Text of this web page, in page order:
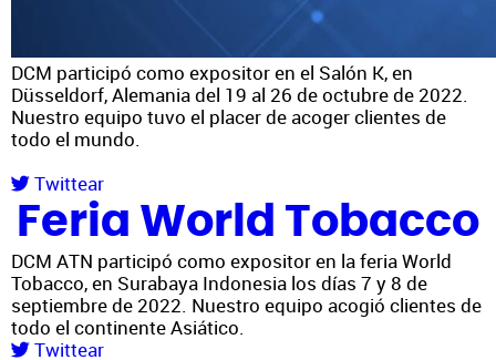
DCM participó como expositor en el Salón K, en
Düsseldorf, Alemania del 19 al 26 de octubre de 2022.
Nuestro equipo tuvo el placer de acoger clientes de
todo el mundo.
Twittear
Feria World Tobacco
DCM ATN participó como expositor en la feria World
Tobacco, en Surabaya Indonesia los días 7 y 8 de
septiembre de 2022. Nuestro equipo acogió clientes de
todo el continente Asiático.
Twittear